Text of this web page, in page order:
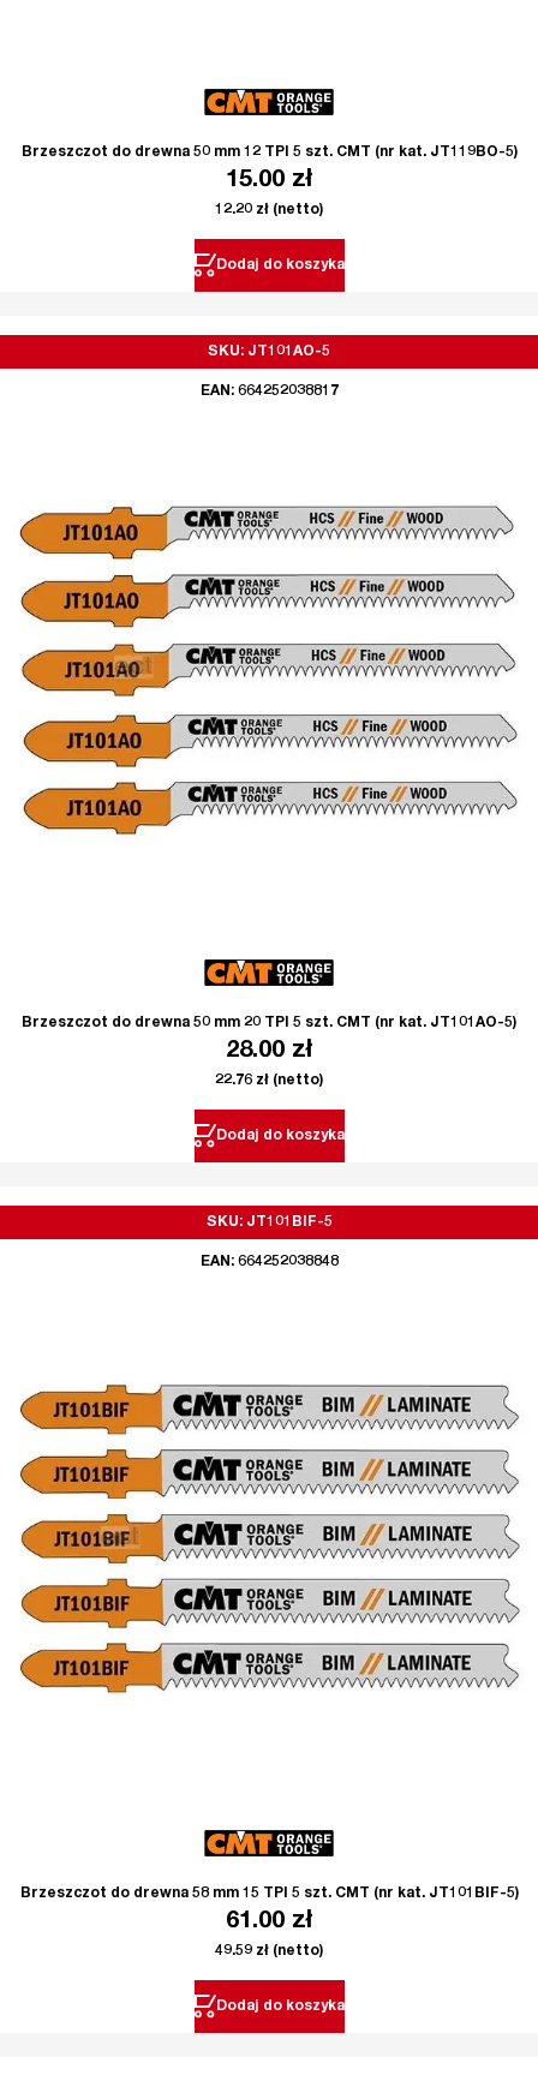
Brzeszczot do drewna 50 mm 12 TPI 5 szt. CMT (nr kat. JT119BO-5)
15.00 zł
12.20 zł (netto)
Dodaj do koszyka
SKU: JT101AO-5
EAN: 664252038817
Brzeszczot do drewna 50 mm 20 TPI 5 szt. CMT (nr kat. JT101AO-5)
28.00 zł
22.76 zł (netto)
Dodaj do koszyka
SKU: JT101BIF-5
EAN: 664252038848
Brzeszczot do drewna 58 mm 15 TPI 5 szt. CMT (nr kat. JT101BIF-5)
61.00 zł
49.59 zł (netto)
Dodaj do koszyka